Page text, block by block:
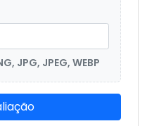
JPG, JPEG, WEBP